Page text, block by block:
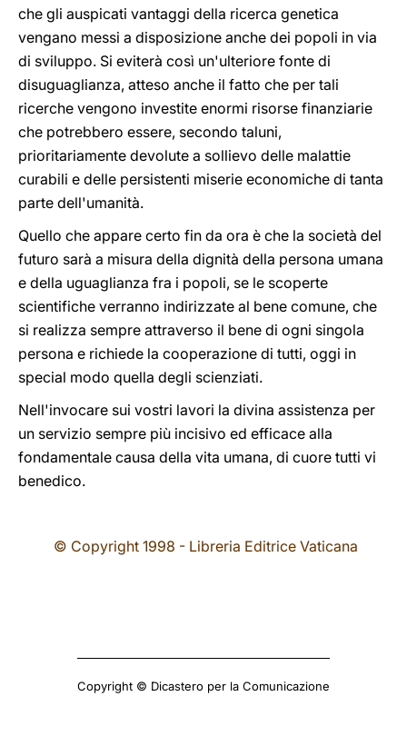
che gli auspicati vantaggi della ricerca genetica
vengano messi a disposizione anche dei popoli in via
di sviluppo. Si eviterà così un'ulteriore fonte di
disuguaglianza, atteso anche il fatto che per tali
ricerche vengono investite enormi risorse finanziarie
che potrebbero essere, secondo taluni,
prioritariamente devolute a sollievo delle malattie
curabili e delle persistenti miserie economiche di tanta
parte dell'umanità.
Quello che appare certo fin da ora è che la società del
futuro sarà a misura della dignità della persona umana
e della uguaglianza fra i popoli, se le scoperte
scientifiche verranno indirizzate al bene comune, che
si realizza sempre attraverso il bene di ogni singola
persona e richiede la cooperazione di tutti, oggi in
special modo quella degli scienziati.
Nell'invocare sui vostri lavori la divina assistenza per
un servizio sempre più incisivo ed efficace alla
fondamentale causa della vita umana, di cuore tutti vi
benedico.
© Copyright 1998 - Libreria Editrice Vaticana
Copyright © Dicastero per la Comunicazione